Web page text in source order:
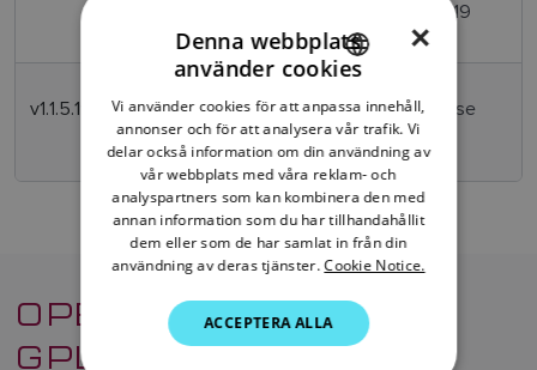
camera back to v1.1.5.19
v1.1.5.19
April
2015
Initial production release
OPEN SOURCE
GPL/LGPL
ENGLISH
FRENCH
DANISH
ITALIAN
SWEDISH
DUTCH
×
Denna webbplats
använder cookies
Vi använder cookies för att anpassa innehåll,
annonser och för att analysera vår trafik. Vi
delar också information om din användning av
vår webbplats med våra reklam- och
analyspartners som kan kombinera den med
annan information som du har tillhandahållit
dem eller som de har samlat in från din
användning av deras tjänster. Cookie Notice.
ACCEPTERA ALLA